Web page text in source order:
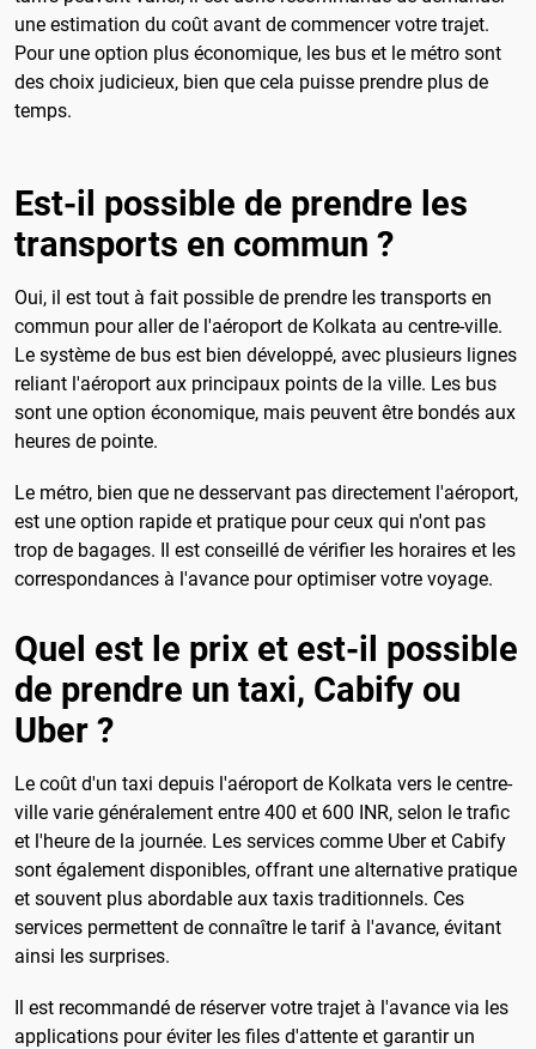
une estimation du coût avant de commencer votre trajet.
Pour une option plus économique, les bus et le métro sont
des choix judicieux, bien que cela puisse prendre plus de
temps.
Est-il possible de prendre les
transports en commun ?
Oui, il est tout à fait possible de prendre les transports en
commun pour aller de l'aéroport de Kolkata au centre-ville.
Le système de bus est bien développé, avec plusieurs lignes
reliant l'aéroport aux principaux points de la ville. Les bus
sont une option économique, mais peuvent être bondés aux
heures de pointe.
Le métro, bien que ne desservant pas directement l'aéroport,
est une option rapide et pratique pour ceux qui n'ont pas
trop de bagages. Il est conseillé de vérifier les horaires et les
correspondances à l'avance pour optimiser votre voyage.
Quel est le prix et est-il possible
de prendre un taxi, Cabify ou
Uber ?
Le coût d'un taxi depuis l'aéroport de Kolkata vers le centre-
ville varie généralement entre 400 et 600 INR, selon le trafic
et l'heure de la journée. Les services comme Uber et Cabify
sont également disponibles, offrant une alternative pratique
et souvent plus abordable aux taxis traditionnels. Ces
services permettent de connaître le tarif à l'avance, évitant
ainsi les surprises.
Il est recommandé de réserver votre trajet à l'avance via les
applications pour éviter les files d'attente et garantir un